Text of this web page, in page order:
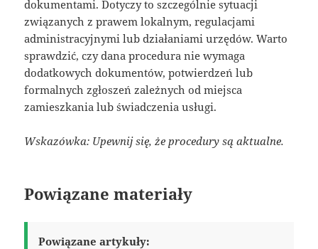
dokumentami. Dotyczy to szczególnie sytuacji
związanych z prawem lokalnym, regulacjami
administracyjnymi lub działaniami urzędów. Warto
sprawdzić, czy dana procedura nie wymaga
dodatkowych dokumentów, potwierdzeń lub
formalnych zgłoszeń zależnych od miejsca
zamieszkania lub świadczenia usługi.
Wskazówka: Upewnij się, że procedury są aktualne.
Powiązane materiały
Powiązane artykuły: